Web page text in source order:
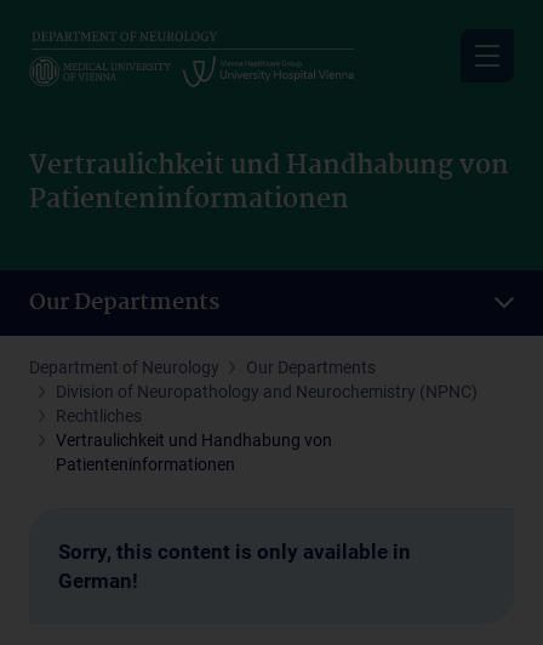
main
Vertraulichkeit und Handhabung von
Patienteninformationen
Our Departments
Department of Neurology
Our Departments
Division of Neuropathology and Neurochemistry (NPNC)
Rechtliches
Vertraulichkeit und Handhabung von
Patienteninformationen
Sorry, this content is only available in
German!